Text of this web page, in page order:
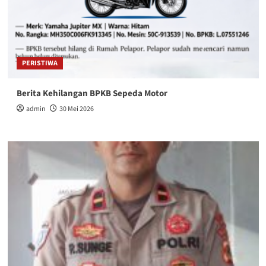
PERISTIWA
Berita Kehilangan BPKB Sepeda Motor
admin 30 Mei 2026